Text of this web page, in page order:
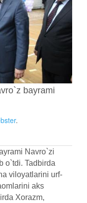
bayrami
.
Navro`zi
o`tdi. Tadbirda
viloyatlarini urf-
aks
Xorazm,